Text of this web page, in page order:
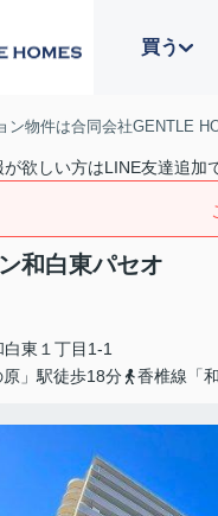
買う
ン物件は合同会社GENTLE
が欲しい方はLINE友達追
和白東パセオ
白東 １丁目1-1
」駅徒歩18分
香椎線「